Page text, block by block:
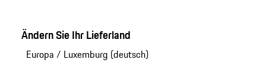
Ändern Sie Ihr Lieferland
Europa / Luxemburg (deutsch)